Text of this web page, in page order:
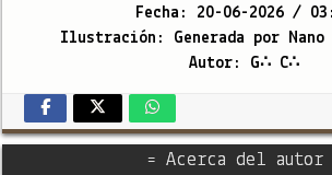
Fecha: 20-06-2026 /
Ilustración: Generada por Nano
Autor: G∴ C∴
= Acerca del autor